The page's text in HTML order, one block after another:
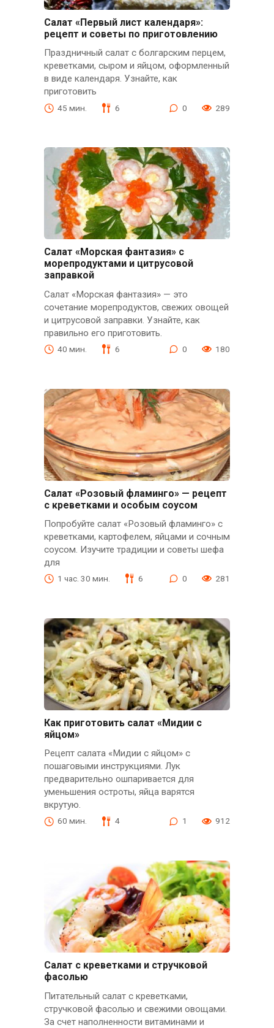
Салат «Первый лист календаря»:
рецепт и советы по приготовлению
Праздничный салат с болгарским перцем,
креветками, сыром и яйцом, оформленный
в виде календаря. Узнайте, как
приготовить
45 мин. 6 0 289
Салат «Морская фантазия» с
морепродуктами и цитрусовой
заправкой
Салат «Морская фантазия» — это
сочетание морепродуктов, свежих овощей
и цитрусовой заправки. Узнайте, как
правильно его приготовить.
40 мин. 6 0 180
Салат «Розовый фламинго» — рецепт
с креветками и особым соусом
Попробуйте салат «Розовый фламинго» с
креветками, картофелем, яйцами и сочным
соусом. Изучите традиции и советы шефа
для
1 час. 30 мин. 6 0 281
Как приготовить салат «Мидии с
яйцом»
Рецепт салата «Мидии с яйцом» с
пошаговыми инструкциями. Лук
предварительно ошпаривается для
уменьшения остроты, яйца варятся
вкрутую.
60 мин. 4 1 912
Салат с креветками и стручковой
фасолью
Питательный салат с креветками,
стручковой фасолью и свежими овощами.
За счет наполненности витаминами и